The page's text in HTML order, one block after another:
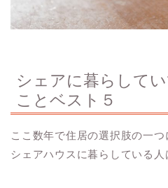
シェアに暮らして
ことベスト５
ここ数年で住居の選択肢の一
シェアハウスに暮らしている人